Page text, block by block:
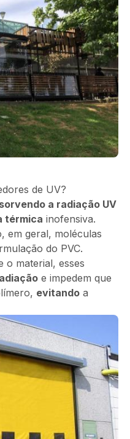
de UV?
a radiação UV
térmica inofensiva.
em geral, moléculas
do PVC.
o material, esses
e impedem que
evitandoa